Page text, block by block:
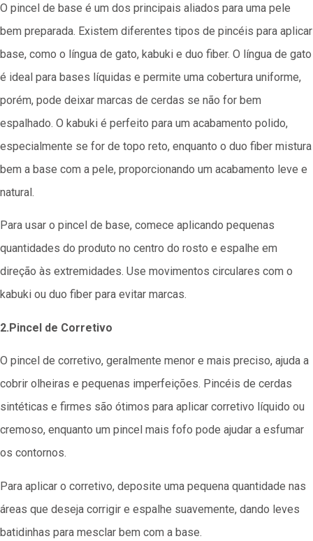
O pincel de base é um dos principais aliados para uma pele
bem preparada. Existem diferentes tipos de pincéis para aplicar
base, como o língua de gato, kabuki e duo fiber. O língua de gato
é ideal para bases líquidas e permite uma cobertura uniforme,
porém, pode deixar marcas de cerdas se não for bem
espalhado. O kabuki é perfeito para um acabamento polido,
especialmente se for de topo reto, enquanto o duo fiber mistura
bem a base com a pele, proporcionando um acabamento leve e
natural.
Para usar o pincel de base, comece aplicando pequenas
quantidades do produto no centro do rosto e espalhe em
direção às extremidades. Use movimentos circulares com o
kabuki ou duo fiber para evitar marcas.
2.Pincel de Corretivo
O pincel de corretivo, geralmente menor e mais preciso, ajuda a
cobrir olheiras e pequenas imperfeições. Pincéis de cerdas
sintéticas e firmes são ótimos para aplicar corretivo líquido ou
cremoso, enquanto um pincel mais fofo pode ajudar a esfumar
os contornos.
Para aplicar o corretivo, deposite uma pequena quantidade nas
áreas que deseja corrigir e espalhe suavemente, dando leves
batidinhas para mesclar bem com a base.